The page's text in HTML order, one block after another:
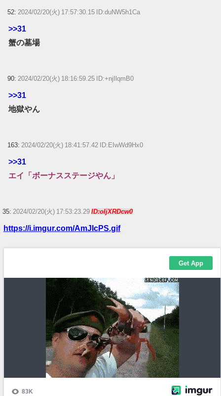
52: 2024/02/20(火) 17:57:30.15 ID:duNW5h1Ca
>>31
蟹の墓場
90: 2024/02/20(火) 18:16:59.25 ID:+njIlqmB0
>>31
地獄やん
163: 2024/02/20(火) 18:41:57.42 ID:EIwWd9Hx0
>>31
エイ「ボーナスステージやん」
35: 2024/02/20(火) 17:53:23.29 ID:oIjXRDcw0
https://i.imgur.com/AmJIcPS.gif